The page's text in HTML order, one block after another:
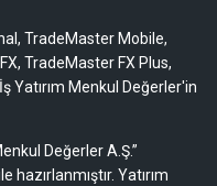
TradeMaster Mobile,
TradeMaster FX Plus,
Yatırım Menkul Değerler'in
Değerler A.Ş.”
Yatırım